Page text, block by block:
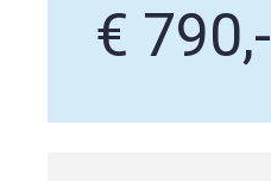
€ 790,-